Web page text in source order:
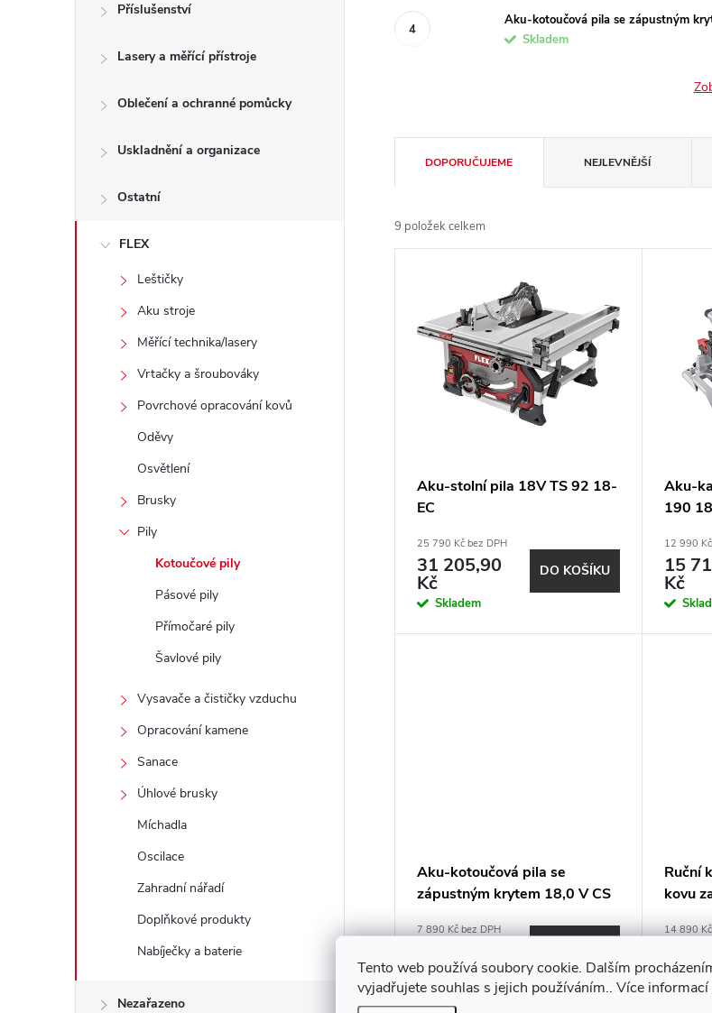
Tento web používá soubory cookie. Dalším
vyjadřujete souhlas s jejich používáním.. Více informací
Příslušenství
Lasery a měřící přístroje
Oblečení a ochranné pomůcky
Uskladnění a organizace
Ostatní
FLEX
Leštičky
Aku stroje
Měřící technika/lasery
Vrtačky a šroubováky
Povrchové opracování kovů
Oděvy
Osvětlení
Brusky
Pily
Kotoučové pily
Pásové pily
Přímočaré pily
Šavlové pily
Vysavače a čističky vzduchu
Opracování kamene
Sanace
Úhlové brusky
Míchadla
Oscilace
Zahradní nářadí
Doplňkové produkty
Nabíječky a baterie
Nezařazeno
Aku-kotoučová pila se zápustným
Skladem
a
z
DOPORUČUJEME NEJLEVNĚJŠÍ
9 položek celkem
d
Aku-stolní pila 18V TS 92 18-
EC
25 790 Kč bez DPH
31 205,90
Kč
Skladem
DO KOŠÍKU
Aku-
190
12 990
15
Kč
Aku-kotoučová pila se
zápustným krytem 18,0 V CS
7 890 Kč bez DPH
Skladem
Ruční
kovu
14 890
Kč